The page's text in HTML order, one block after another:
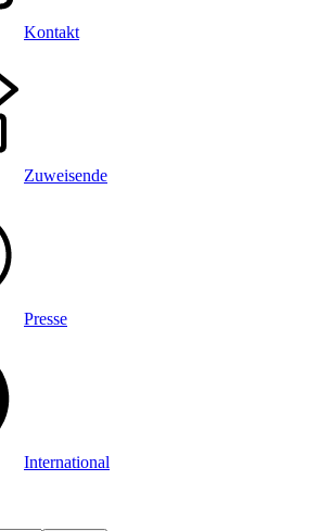
Kontakt
Zuweisende
Presse
International